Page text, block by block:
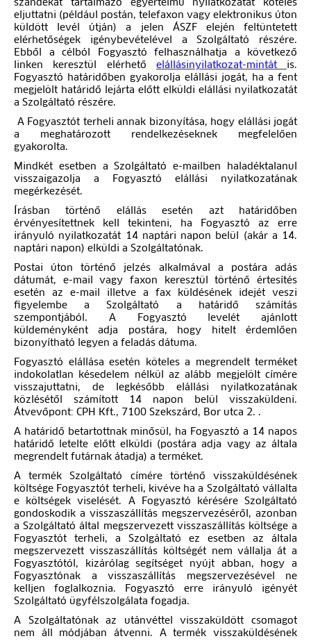
szándékát tartalmazó egyértelmű nyilatkozatát köteles
eljuttatni (például postán, telefaxon vagy elektronikus úton
küldött levél útján) a jelen ÁSZF elején feltüntetett
elérhetőségek igénybevételével a Szolgáltató részére.
Ebből a célból Fogyasztó felhasználhatja a következő
linken keresztül elérhető elállásinyilatkozat-mintát is.
Fogyasztó határidőben gyakorolja elállási jogát, ha a fent
megjelölt határidő lejárta előtt elküldi elállási nyilatkozatát
a Szolgáltató részére.
A Fogyasztót terheli annak bizonyítása, hogy elállási jogát
a meghatározott rendelkezéseknek megfelelően
gyakorolta.
Mindkét esetben a Szolgáltató e-mailben haladéktalanul
visszaigazolja a Fogyasztó elállási nyilatkozatának
megérkezését.
Írásban történő elállás esetén azt határidőben
érvényesítettnek kell tekinteni, ha Fogyasztó az erre
irányuló nyilatkozatát 14 naptári napon belül (akár a 14.
naptári napon) elküldi a Szolgáltatónak.
Postai úton történő jelzés alkalmával a postára adás
dátumát, e-mail vagy faxon keresztül történő értesítés
esetén az e-mail illetve a fax küldésének idejét veszi
figyelembe a Szolgáltató a határidő számítás
szempontjából. A Fogyasztó levelét ajánlott
küldeményként adja postára, hogy hitelt érdemlően
bizonyítható legyen a feladás dátuma.
Fogyasztó elállása esetén köteles a megrendelt terméket
indokolatlan késedelem nélkül az alább megjelölt címére
visszajuttatni, de legkésőbb elállási nyilatkozatának
közlésétől számított 14 napon belül visszaküldeni.
Átvevőpont: CPH Kft., 7100 Szekszárd, Bor utca 2. .
A határidő betartottnak minősül, ha Fogyasztó a 14 napos
határidő letelte előtt elküldi (postára adja vagy az általa
megrendelt futárnak átadja) a terméket.
A termék Szolgáltató címére történő visszaküldésének
költsége Fogyasztót terheli, kivéve ha a Szolgáltató vállalta
e költségek viselését. A Fogyasztó kérésére Szolgáltató
gondoskodik a visszaszállítás megszervezéséről, azonban
a Szolgáltató által megszervezett visszaszállítás költsége a
Fogyasztót terheli, a Szolgáltató ez esetben az általa
megszervezett visszaszállítás költségét nem vállalja át a
Fogyasztótól, kizárólag segítséget nyújt abban, hogy a
Fogyasztónak a visszaszállítás megszervezésével ne
kelljen foglalkoznia. Fogyasztó erre irányuló igényét
Szolgáltató ügyfélszolgálata fogadja.
A Szolgáltatónak az utánvéttel visszaküldött csomagot
nem áll módjában átvenni. A termék visszaküldésének